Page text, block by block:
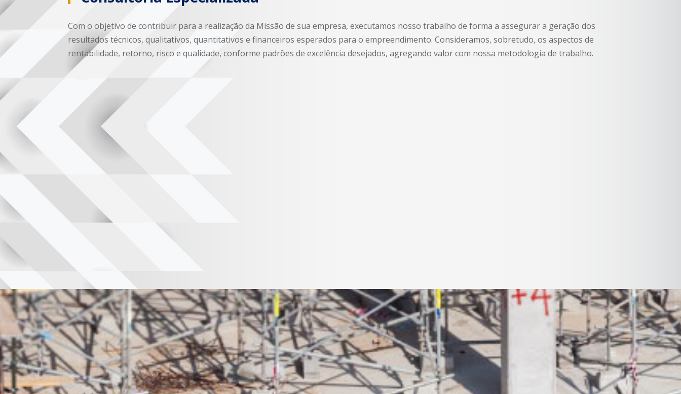
Com o objetivo de contribuir para a realização da Missão de sua empresa, executamos nosso trabalho de forma a assegurar a geração dos
resultados técnicos, qualitativos, quantitativos e financeiros esperados para o empreendimento. Consideramos, sobretudo, os aspectos de
rentabilidade, retorno, risco e qualidade, conforme padrões de excelência desejados, agregando valor com nossa metodologia de trabalho.